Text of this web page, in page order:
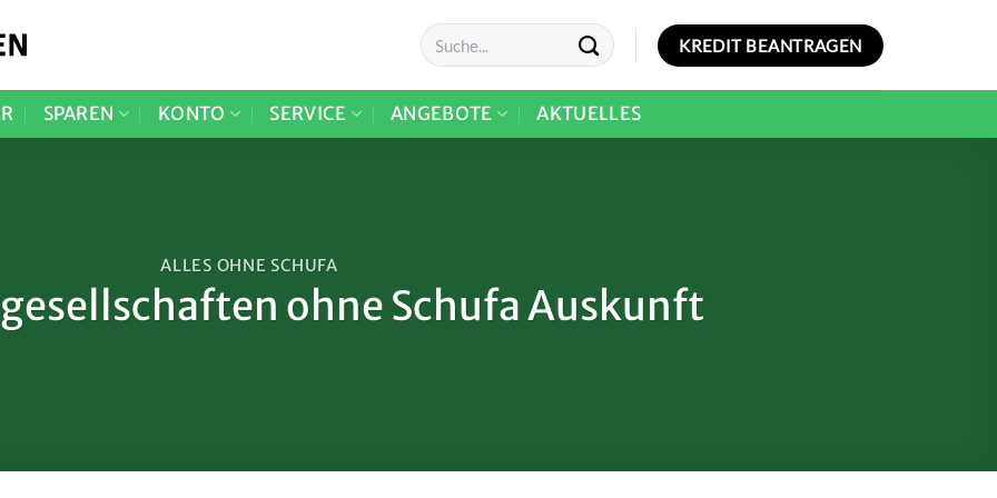
KREDIT BEANTRAGEN
SPAREN KONTO SERVICE ANGEBOTE AKTUELLES
ALLES OHNE SCHUFA
ohne Schufa Auskunft